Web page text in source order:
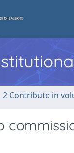
2 Contributo in